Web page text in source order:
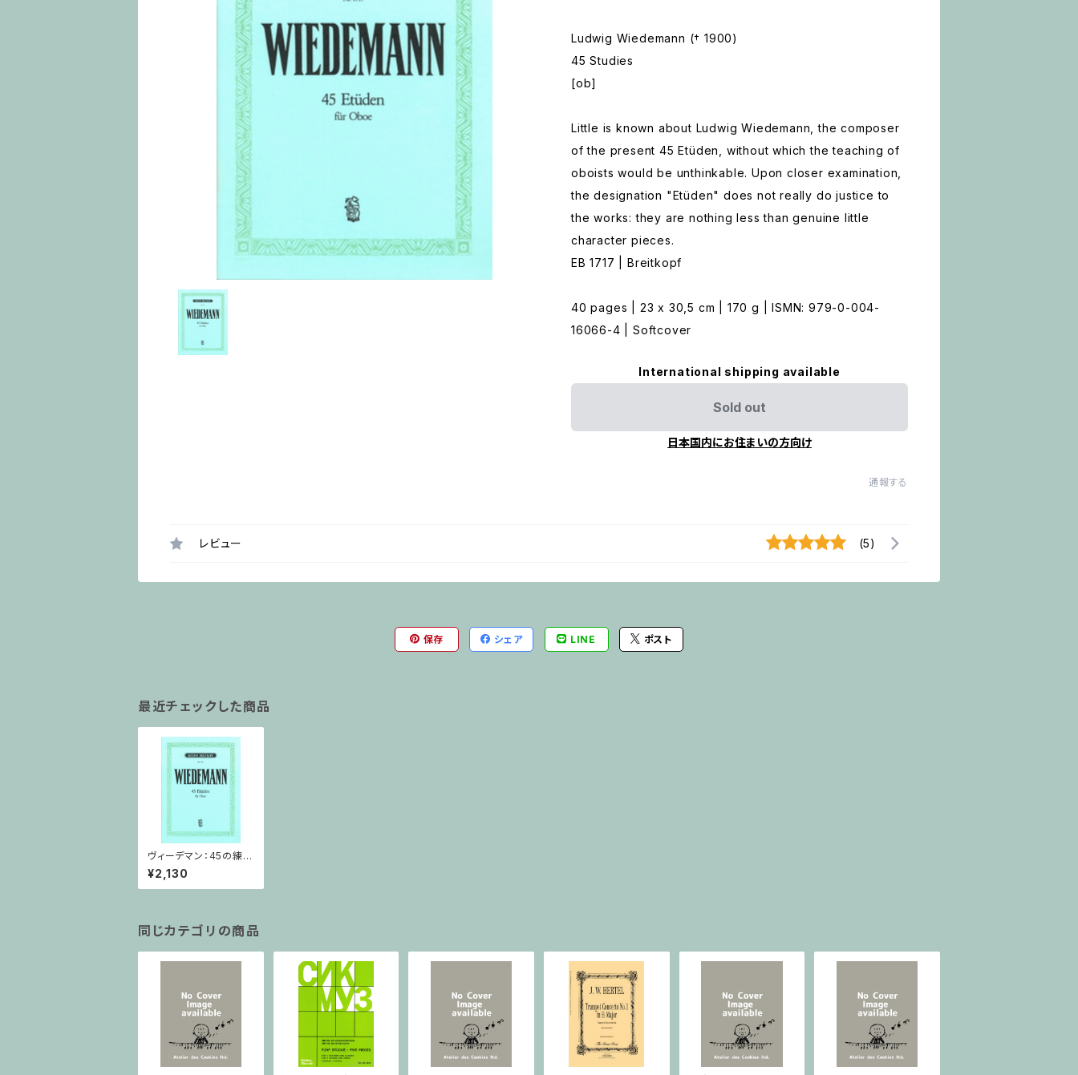
Ludwig Wiedemann († 1900)
45 Studies
[ob]
Little is known about Ludwig Wiedemann, the composer
of the present 45 Etüden, without which the teaching of
oboists would be unthinkable. Upon closer examination,
the designation "Etüden" does not really do justice to
the works: they are nothing less than genuine little
character pieces.
EB 1717 | Breitkopf
40 pages | 23 x 30,5 cm | 170 g | ISMN: 979-0-004-
16066-4 | Softcover
International shipping available
Sold out
日本国内にお住まいの方向け
通報する
レビュー (5)
保存 シェア LINE ポスト
最近チェックした商品
ヴィーデマン：45の練習
曲 / オーボエ
¥2,130
同じカテゴリの商品